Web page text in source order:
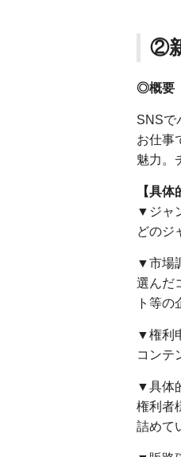
②
◎概要
SNSで
お仕事
魅力。
【具体
▼ジャ
どのジ
▼市場
選んだ
ト等の
▼権利
コンテ
▼具体
権利者
詰めて